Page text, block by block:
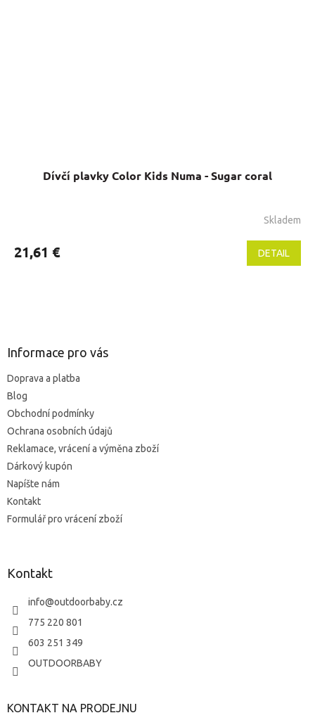
Dívčí plavky Color Kids Numa - Sugar coral
Skladem
21,61 € DETAIL
Informace pro vás
Doprava a platba
Blog
Obchodní podmínky
Ochrana osobních údajů
Reklamace, vrácení a výměna zboží
Dárkový kupón
Napíšte nám
Kontakt
Formulář pro vrácení zboží
Kontakt
info@outdoorbaby.cz
775 220 801
603 251 349
OUTDOORBABY
KONTAKT NA PRODEJNU